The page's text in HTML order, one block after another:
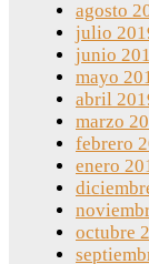
agosto
julio
junio
mayo
abril
marzo
febrero
enero
octubre